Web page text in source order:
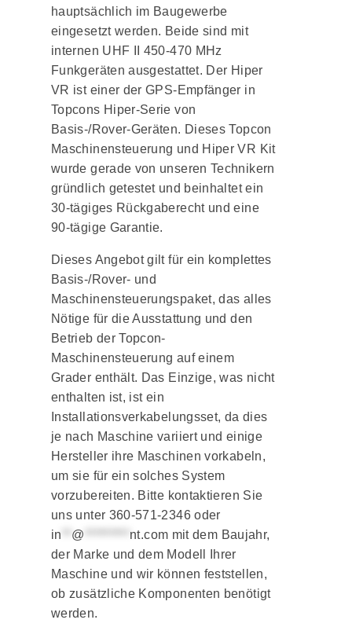
hauptsächlich im Baugewerbe
eingesetzt werden. Beide sind mit
internen UHF II 450-470 MHz
Funkgeräten ausgestattet. Der Hiper
VR ist einer der GPS-Empfänger in
Topcons Hiper-Serie von
Basis-/Rover-Geräten. Dieses Topcon
Maschinensteuerung und Hiper VR Kit
wurde gerade von unseren Technikern
gründlich getestet und beinhaltet ein
30-tägiges Rückgaberecht und eine
90-tägige Garantie.
Dieses Angebot gilt für ein komplettes
Basis-/Rover- und
Maschinensteuerungspaket, das alles
Nötige für die Ausstattung und den
Betrieb der Topcon-
Maschinensteuerung auf einem
Grader enthält. Das Einzige, was nicht
enthalten ist, ist ein
Installationsverkabelungsset, da dies
je nach Maschine variiert und einige
Hersteller ihre Maschinen vorkabeln,
um sie für ein solches System
vorzubereiten. Bitte kontaktieren Sie
uns unter 360-571-2346 oder
in
@ nt.com mit dem Baujahr,
der Marke und dem Modell Ihrer
Maschine und wir können feststellen,
ob zusätzliche Komponenten benötigt
werden.